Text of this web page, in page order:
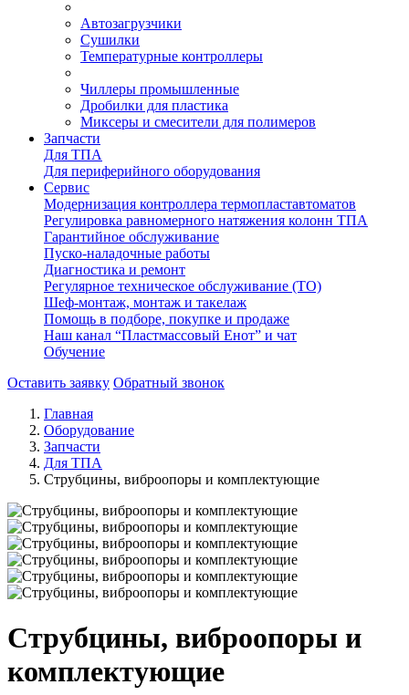
Автозагрузчики
Сушилки
Температурные контроллеры
Чиллеры промышленные
Дробилки для пластика
Миксеры и смесители для полимеров
Запчасти
Для ТПА
Для периферийного оборудования
Сервис
Модернизация контроллера термопластавтоматов
Регулировка равномерного натяжения колонн ТПА
Гарантийное обслуживание
Пуско-наладочные работы
Диагностика и ремонт
Регулярное техническое обслуживание (ТО)
Шеф-монтаж, монтаж и такелаж
Помощь в подборе, покупке и продаже
Наш канал “Пластмассовый Енот” и чат
Обучение
Оставить заявку Обратный звонок
Главная
Оборудование
Запчасти
Для ТПА
Струбцины, виброопоры и комплектующие
Струбцины, виброопоры и
комплектующие